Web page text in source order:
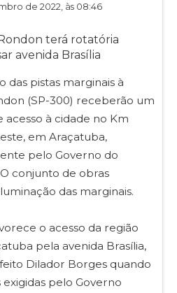
de 2022, às 08:46
das pistas marginais à
(SP-300) receberão um
acesso à cidade no Km
em Araçatuba,
pelo Governo do
conjunto de obras
das marginais.
o acesso da região
pela avenida Brasília,
Dilador Borges quando
pelo Governo